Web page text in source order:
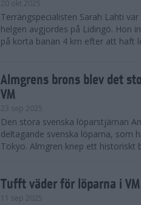
20 okt 2025
Terrängspecialisten Sarah Lahti
helgen avgjordes på Lidingö. Hon
på korta banan 4 km efter att haft
Almgrens brons blev det
VM
23 sep 2025
Den stora svenska löparstjärnan
deltagande svenska löparna, som
Tokyo. Almgren knep ett historiskt
Tufft väder för löparna i VM
11 sep 2025